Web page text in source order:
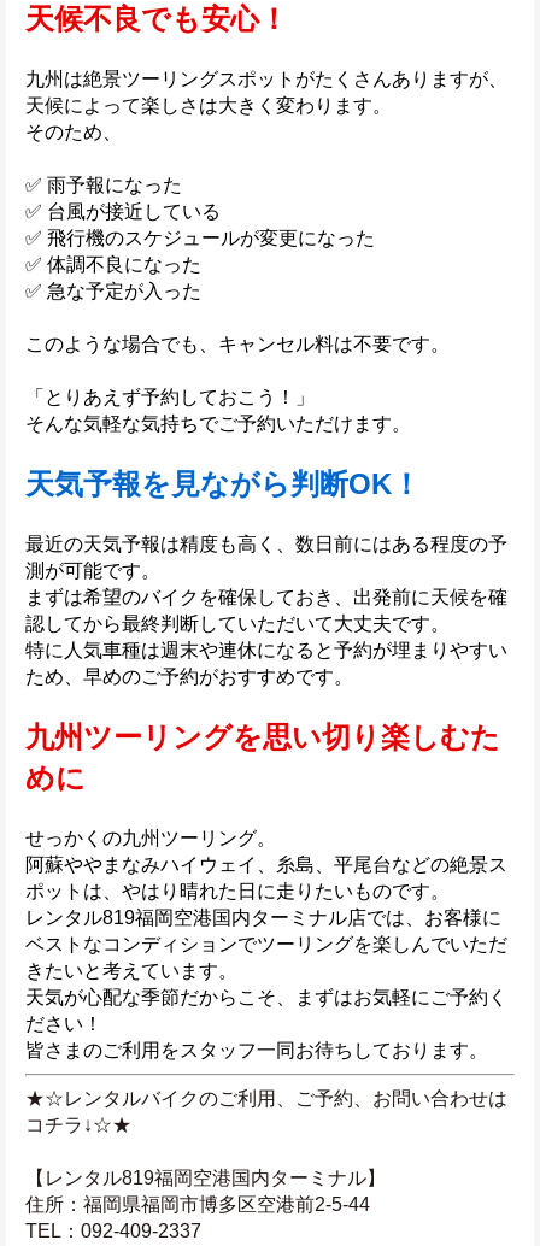
天候不良でも安心！
九州は絶景ツーリングスポットがたくさんありますが、
天候によって楽しさは大きく変わります。
そのため、
✅ 雨予報になった
✅ 台風が接近している
✅ 飛行機のスケジュールが変更になった
✅ 体調不良になった
✅ 急な予定が入った
このような場合でも、キャンセル料は不要です。
「とりあえず予約しておこう！」
そんな気軽な気持ちでご予約いただけます。
天気予報を見ながら判断OK！
最近の天気予報は精度も高く、数日前にはある程度の予
測が可能です。
まずは希望のバイクを確保しておき、出発前に天候を確
認してから最終判断していただいて大丈夫です。
特に人気車種は週末や連休になると予約が埋まりやすい
ため、早めのご予約がおすすめです。
九州ツーリングを思い切り楽しむた
めに
せっかくの九州ツーリング。
阿蘇ややまなみハイウェイ、糸島、平尾台などの絶景ス
ポットは、やはり晴れた日に走りたいものです。
レンタル819福岡空港国内ターミナル店では、お客様に
ベストなコンディションでツーリングを楽しんでいただ
きたいと考えています。
天気が心配な季節だからこそ、まずはお気軽にご予約く
ださい！
皆さまのご利用をスタッフ一同お待ちしております。
★☆レンタルバイクのご利用、ご予約、お問い合わせは
コチラ↓☆★
【レンタル819福岡空港国内ターミナル】
住所：福岡県福岡市博多区空港前2-5-44
TEL：092-409-2337